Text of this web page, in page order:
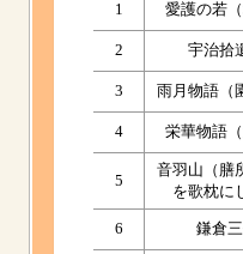
1 愛護の若（
2 宇治拾
3 雨月物語（
4 栄華物語（
5
音羽山（膳
を歌枕に
6 鎌倉